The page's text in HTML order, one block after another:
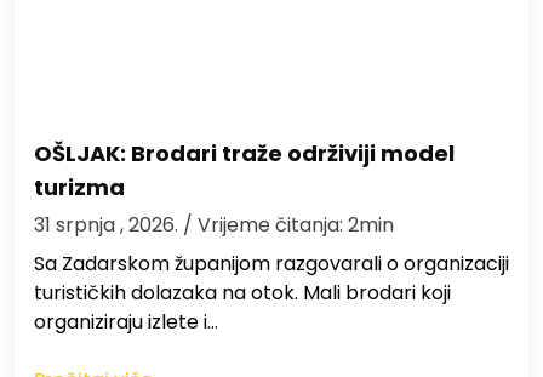
OŠLJAK: Brodari traže održiviji model
turizma
31 srpnja , 2026. / Vrijeme čitanja: 2min
Sa Zadarskom županijom razgovarali o organizaciji
turističkih dolazaka na otok. Mali brodari koji
organiziraju izlete i…